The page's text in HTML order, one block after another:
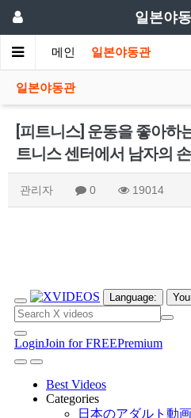
일본야
메인 일본야동관
일본야동관
[피트니스] 운동을 좋아하
트니스 센터에서 남자의 손
관리자 0 19014